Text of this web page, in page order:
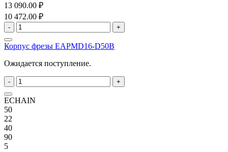
13 090.00 ₽
10 472.00 ₽
- +
Корпус фрезы EAPMD16-D50B
Ожидается поступление.
- +
ECHAIN
50
22
40
90
5